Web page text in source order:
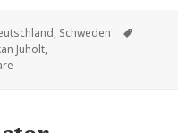
, Schweden
Juholt,